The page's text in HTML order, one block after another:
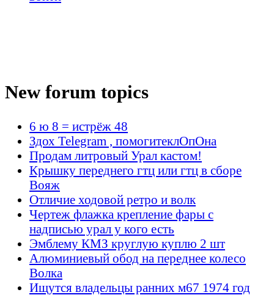
New forum topics
6 ю 8 = истрёж 48
Здох Telegram , помогитеклОпОна
Продам литровый Урал кастом!
Крышку переднего гтц или гтц в сборе
Вояж
Отличие ходовой ретро и волк
Чертеж флажка крепление фары с
надписью урал у кого есть
Эмблему КМЗ круглую куплю 2 шт
Алюминиевый обод на переднее колесо
Волка
Ищутся владельцы ранних м67 1974 год